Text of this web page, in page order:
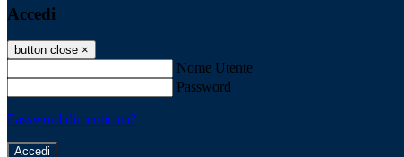
Accedi
button close ×
Nome Utente
Password
Password dimenticata?